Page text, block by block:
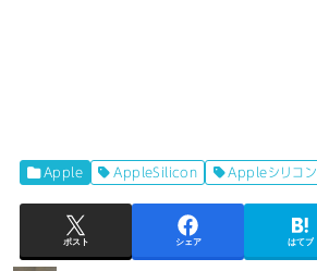
Apple AppleSilicon Appleシリコン
ポスト シェア はてブ